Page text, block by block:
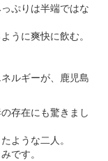
ぷりは半端ではな
うに爽快に飲む。
ルギーが、鹿児島
存在にも驚きまし
ような二人。
です。